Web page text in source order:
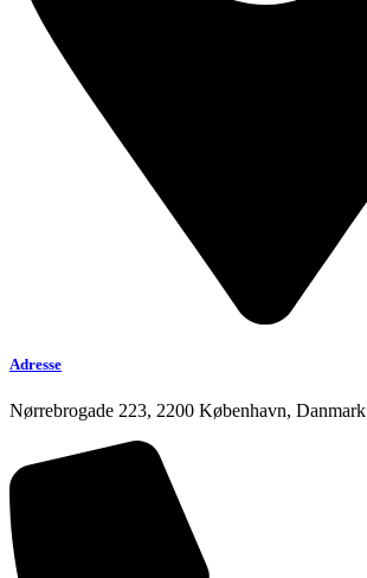
Adresse
Nørrebrogade 223, 2200 København, Danmark